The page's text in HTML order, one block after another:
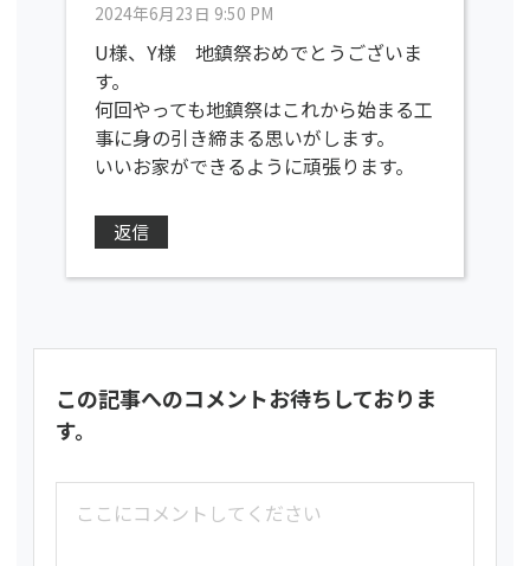
2024年6月23日 9:50 PM
U様、Y様 地鎮祭おめでとうございま
す。
何回やっても地鎮祭はこれから始まる工
事に身の引き締まる思いがします。
いいお家ができるように頑張ります。
返信
この記事へのコメントお待ちしておりま
す。